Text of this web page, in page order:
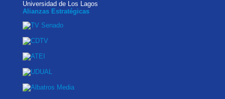
Universidad de Los Lagos
Alianzas Estratégicas